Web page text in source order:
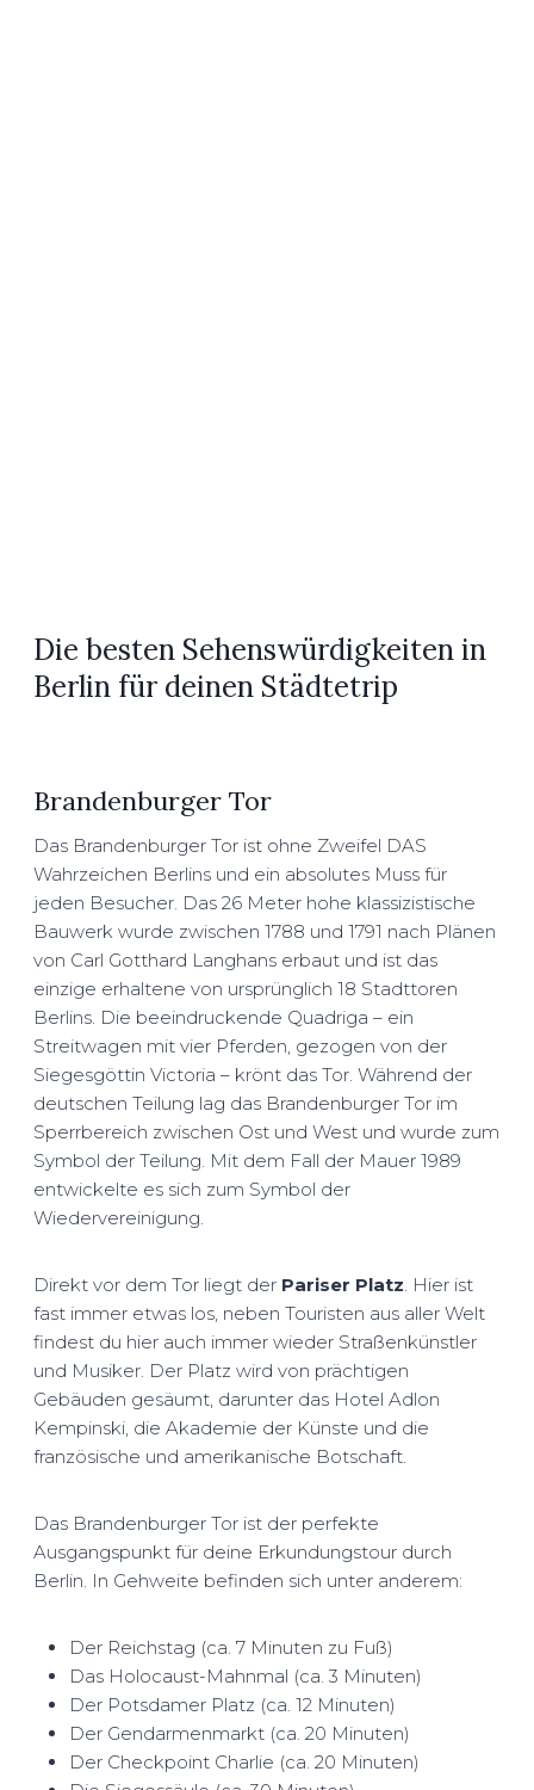
Die besten Sehenswürdigkeiten in
Berlin für deinen Städtetrip
Brandenburger Tor
Das Brandenburger Tor ist ohne Zweifel DAS
Wahrzeichen Berlins und ein absolutes Muss für
jeden Besucher. Das 26 Meter hohe klassizistische
Bauwerk wurde zwischen 1788 und 1791 nach Plänen
von Carl Gotthard Langhans erbaut und ist das
einzige erhaltene von ursprünglich 18 Stadttoren
Berlins. Die beeindruckende Quadriga – ein
Streitwagen mit vier Pferden, gezogen von der
Siegesgöttin Victoria – krönt das Tor. Während der
deutschen Teilung lag das Brandenburger Tor im
Sperrbereich zwischen Ost und West und wurde zum
Symbol der Teilung. Mit dem Fall der Mauer 1989
entwickelte es sich zum Symbol der
Wiedervereinigung.
Direkt vor dem Tor liegt der Pariser Platz. Hier ist
fast immer etwas los, neben Touristen aus aller Welt
findest du hier auch immer wieder Straßenkünstler
und Musiker. Der Platz wird von prächtigen
Gebäuden gesäumt, darunter das Hotel Adlon
Kempinski, die Akademie der Künste und die
französische und amerikanische Botschaft.
Das Brandenburger Tor ist der perfekte
Ausgangspunkt für deine Erkundungstour durch
Berlin. In Gehweite befinden sich unter anderem:
Der Reichstag (ca. 7 Minuten zu Fuß)
Das Holocaust-Mahnmal (ca. 3 Minuten)
Der Potsdamer Platz (ca. 12 Minuten)
Der Gendarmenmarkt (ca. 20 Minuten)
Der Checkpoint Charlie (ca. 20 Minuten)